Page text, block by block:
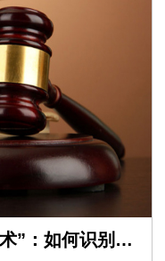
东阳讨债公司的 “资质伪装术”：如何识别虚假的 “法律咨询” 外衣？